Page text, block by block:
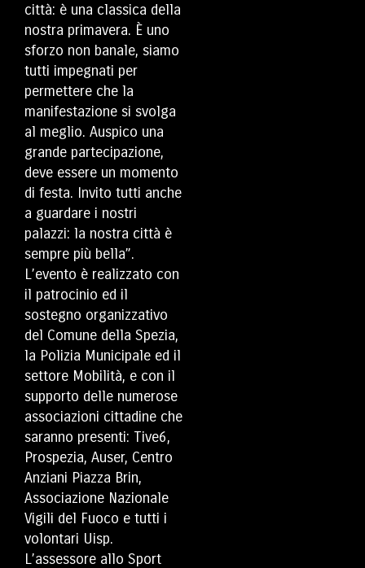
città: è una classica della
nostra primavera. È uno
sforzo non banale, siamo
tutti impegnati per
permettere che la
manifestazione si svolga
al meglio. Auspico una
grande partecipazione,
deve essere un momento
di festa. Invito tutti anche
a guardare i nostri
palazzi: la nostra città è
sempre più bella”.
L’evento è realizzato con
il patrocinio ed il
sostegno organizzativo
del Comune della Spezia,
la Polizia Municipale ed il
settore Mobilità, e con il
supporto delle numerose
associazioni cittadine che
saranno presenti: Tive6,
Prospezia, Auser, Centro
Anziani Piazza Brin,
Associazione Nazionale
Vigili del Fuoco e tutti i
volontari Uisp.
L’assessore allo Sport